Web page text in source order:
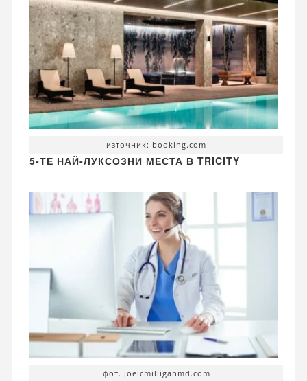
източник: booking.com
5-ТЕ НАЙ-ЛУКСОЗНИ МЕСТА В TRICITY
фот. joelcmilliganmd.com